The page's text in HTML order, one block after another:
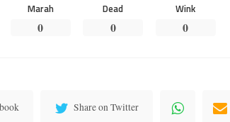
Marah
0
Dead
0
Wink
0
Share on Twitter